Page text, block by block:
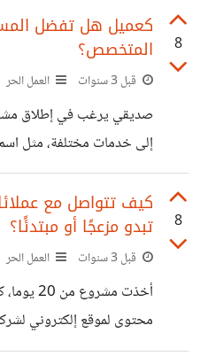
كل شيء، كنت أقدم عملاً
توقعاتهم. هذا عزز سمعتي
المزيد من العملاء
عملائي الحاليين، الذين
المزيد من المشاريع في
8
كعميل هل تفضل
المتخصص؟
قبل 3 سنوات العمل الحر
صديقي يرغب في إطلاق
إلى خدمات مختلفة، مثل
والكتابة والترويج. فأخذ
يقدم كل تلك الخدمات
المهمة، فهو يفضل أن
حتى يستطيع ان ييدع فيه، في
هل انصحه بالتخصص أم
8
كيف تتواصل مع
تبدو مزعجًا أو مبتدئًا؟
قبل 3 سنوات العمل الحر
أخذت
محتوى لموقع إلكتروني
والاستشارات في مجال